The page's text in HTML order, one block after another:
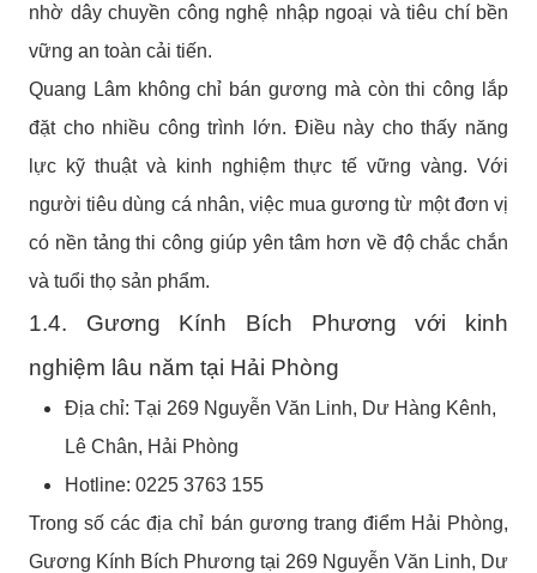
nhờ dây chuyền công nghệ nhập ngoại và tiêu chí bền
vững an toàn cải tiến.
Quang Lâm không chỉ bán gương mà còn thi công lắp
đặt cho nhiều công trình lớn. Điều này cho thấy năng
lực kỹ thuật và kinh nghiệm thực tế vững vàng. Với
người tiêu dùng cá nhân, việc mua gương từ một đơn vị
có nền tảng thi công giúp yên tâm hơn về độ chắc chắn
và tuổi thọ sản phẩm.
1.4. Gương Kính Bích Phương với kinh
nghiệm lâu năm tại Hải Phòng
Địa chỉ: Tại 269 Nguyễn Văn Linh, Dư Hàng Kênh,
Lê Chân, Hải Phòng
Hotline: 0225 3763 155
Trong số các địa chỉ bán gương trang điểm Hải Phòng,
Gương Kính Bích Phương tại 269 Nguyễn Văn Linh, Dư